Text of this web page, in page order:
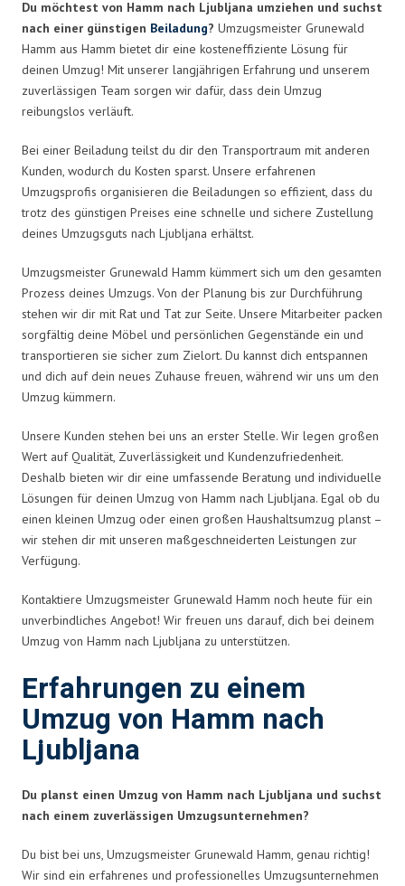
Du möchtest von Hamm nach Ljubljana umziehen und suchst
nach einer günstigen Beiladung? Umzugsmeister Grunewald
Hamm aus Hamm bietet dir eine kosteneffiziente Lösung für
deinen Umzug! Mit unserer langjährigen Erfahrung und unserem
zuverlässigen Team sorgen wir dafür, dass dein Umzug
reibungslos verläuft.
Bei einer Beiladung teilst du dir den Transportraum mit anderen
Kunden, wodurch du Kosten sparst. Unsere erfahrenen
Umzugsprofis organisieren die Beiladungen so effizient, dass du
trotz des günstigen Preises eine schnelle und sichere Zustellung
deines Umzugsguts nach Ljubljana erhältst.
Umzugsmeister Grunewald Hamm kümmert sich um den gesamten
Prozess deines Umzugs. Von der Planung bis zur Durchführung
stehen wir dir mit Rat und Tat zur Seite. Unsere Mitarbeiter packen
sorgfältig deine Möbel und persönlichen Gegenstände ein und
transportieren sie sicher zum Zielort. Du kannst dich entspannen
und dich auf dein neues Zuhause freuen, während wir uns um den
Umzug kümmern.
Unsere Kunden stehen bei uns an erster Stelle. Wir legen großen
Wert auf Qualität, Zuverlässigkeit und Kundenzufriedenheit.
Deshalb bieten wir dir eine umfassende Beratung und individuelle
Lösungen für deinen Umzug von Hamm nach Ljubljana. Egal ob du
einen kleinen Umzug oder einen großen Haushaltsumzug planst –
wir stehen dir mit unseren maßgeschneiderten Leistungen zur
Verfügung.
Kontaktiere Umzugsmeister Grunewald Hamm noch heute für ein
unverbindliches Angebot! Wir freuen uns darauf, dich bei deinem
Umzug von Hamm nach Ljubljana zu unterstützen.
Erfahrungen zu einem
Umzug von Hamm nach
Ljubljana
Du planst einen Umzug von Hamm nach Ljubljana und suchst
nach einem zuverlässigen Umzugsunternehmen?
Du bist bei uns, Umzugsmeister Grunewald Hamm, genau richtig!
Wir sind ein erfahrenes und professionelles Umzugsunternehmen